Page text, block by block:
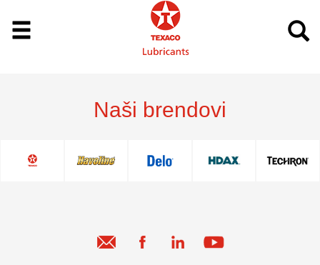
Naši brendovi